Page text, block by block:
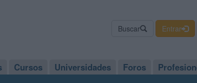
Buscar Entrar
Cursos Universidades Foros